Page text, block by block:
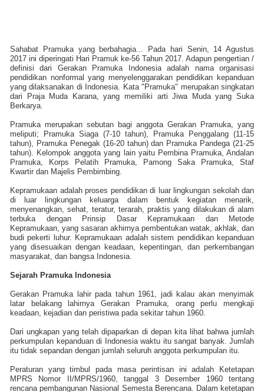
Sahabat Pramuka yang berbahagia... Pada hari Senin, 14 Agustus
2017 ini diperingati Hari Pramuk ke-56 Tahun 2017. Adapun pengertian /
definisi dari Gerakan Pramuka Indonesia adalah nama organisasi
pendidikan nonformal yang menyelenggarakan pendidikan kepanduan
yang dilaksanakan di Indonesia. Kata "Pramuka" merupakan singkatan
dari Praja Muda Karana, yang memiliki arti Jiwa Muda yang Suka
Berkarya.
Pramuka merupakan sebutan bagi anggota Gerakan Pramuka, yang
meliputi; Pramuka Siaga (7-10 tahun), Pramuka Penggalang (11-15
tahun), Pramuka Penegak (16-20 tahun) dan Pramuka Pandega (21-25
tahun). Kelompok anggota yang lain yaitu Pembina Pramuka, Andalan
Pramuka, Korps Pelatih Pramuka, Pamong Saka Pramuka, Staf
Kwartir dan Majelis Pembimbing.
Kepramukaan adalah proses pendidikan di luar lingkungan sekolah dan
di luar lingkungan keluarga dalam bentuk kegiatan menarik,
menyenangkan, sehat, teratur, terarah, praktis yang dilakukan di alam
terbuka dengan Prinsip Dasar Kepramukaan dan Metode
Kepramukaan, yang sasaran akhirnya pembentukan watak, akhlak, dan
budi pekerti luhur. Kepramukaan adalah sistem pendidikan kepanduan
yang disesuaikan dengan keadaan, kepentingan, dan perkembangan
masyarakat, dan bangsa Indonesia.
Sejarah Pramuka Indonesia
Gerakan Pramuka lahir pada tahun 1961, jadi kalau akan menyimak
latar belakang lahirnya Gerakan Pramuka, orang perlu mengkaji
keadaan, kejadian dan peristiwa pada sekitar tahun 1960.
Dari ungkapan yang telah dipaparkan di depan kita lihat bahwa jumlah
perkumpulan kepanduan di Indonesia waktu itu sangat banyak. Jumlah
itu tidak sepandan dengan jumlah seluruh anggota perkumpulan itu.
Peraturan yang timbul pada masa perintisan ini adalah Ketetapan
MPRS Nomor II/MPRS/1960, tanggal 3 Desember 1960 tentang
rencana pembangunan Nasional Semesta Berencana. Dalam ketetapan